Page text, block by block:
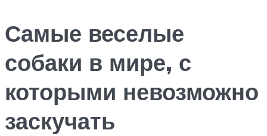
Самые веселые
собаки в мире, с
которыми невозможно
заскучать